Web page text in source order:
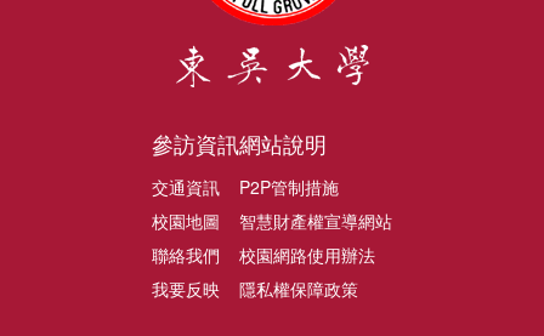
參訪資訊
交通資訊
校園地圖
聯絡我們
我要反映
網站說明
P2P管制措施
智慧財產權宣導網站
校園網路使用辦法
隱私權保障政策